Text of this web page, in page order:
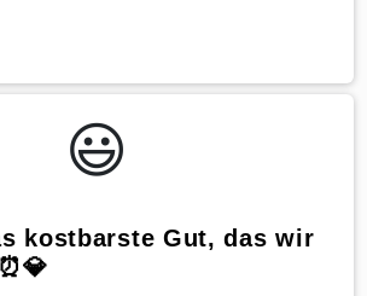
😃️
kostbarste Gut, das wir